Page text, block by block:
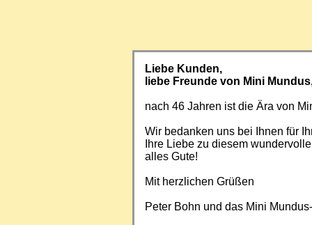
Liebe Kunden,
liebe Freunde von Mini
nach 46 Jahren ist die Ära von
Wir bedanken uns bei Ihnen für
Ihre Liebe zu diesem
alles Gute!
Mit herzlichen Grüßen
Peter Bohn und das Mini